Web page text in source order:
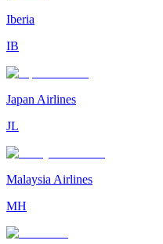
Iberia
IB
Japan Airlines
JL
Malaysia Airlines
MH